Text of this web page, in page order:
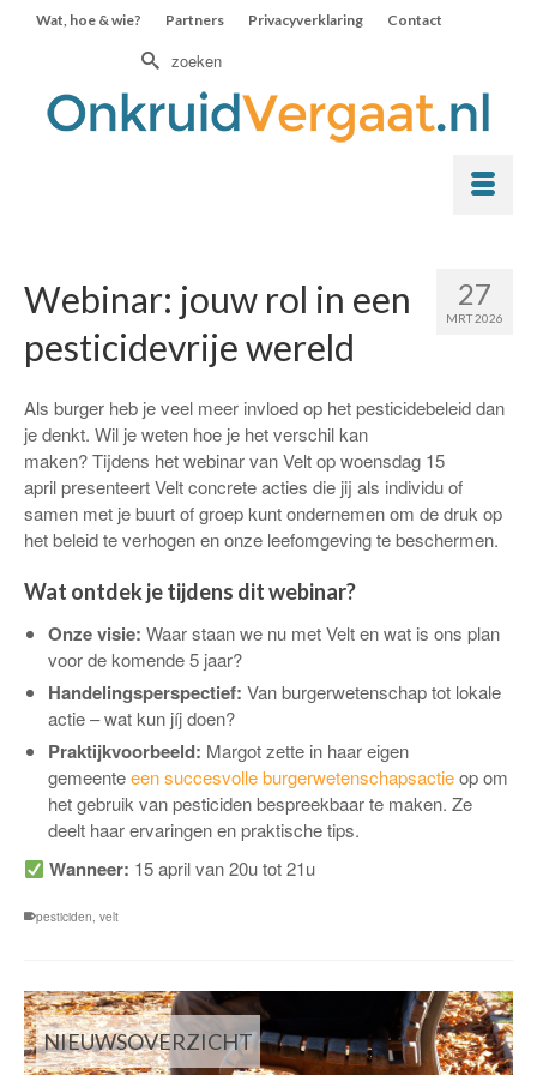
Wat, hoe & wie? Partners Privacyverklaring Contact
Zoek
27
MRT 2026
Webinar: jouw rol in een
pesticidevrije wereld
Als burger heb je veel meer invloed op het pesticidebeleid dan
je denkt. Wil je weten hoe je het verschil kan
maken? Tijdens het webinar van Velt op woensdag 15
april presenteert Velt concrete acties die jij als individu of
samen met je buurt of groep kunt ondernemen om de druk op
het beleid te verhogen en onze leefomgeving te beschermen.
Wat ontdek je tijdens dit webinar?
Onze visie: Waar staan we nu met Velt en wat is ons plan
voor de komende 5 jaar?
Handelingsperspectief: Van burgerwetenschap tot lokale
actie – wat kun jíj doen?
Praktijkvoorbeeld: Margot zette in haar eigen
gemeenteeen succesvolle burgerwetenschapsactieop om
het gebruik van pesticiden bespreekbaar te maken. Ze
deelt haar ervaringen en praktische tips.
Wanneer: 15 april van 20u tot 21u
pesticiden, velt
NIEUWSOVERZICHT